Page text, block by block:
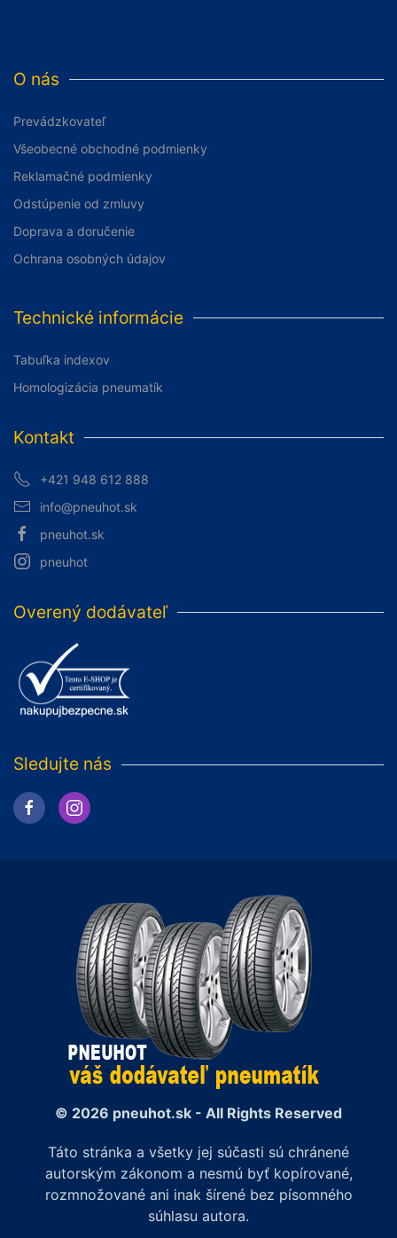
O nás
Prevádzkovateľ
Všeobecné obchodné podmienky
Reklamačné podmienky
Odstúpenie od zmluvy
Doprava a doručenie
Ochrana osobných údajov
Technické informácie
Tabuľka indexov
Homologizácia pneumatík
Kontakt
+421 948 612 888
info@pneuhot.sk
pneuhot.sk
pneuhot
Overený dodávateľ
Sledujte nás
© 2026 pneuhot.sk - All Rights Reserved
Táto stránka a všetky jej súčasti sú chránené
autorským zákonom a nesmú byť kopírované,
rozmnožované ani inak šírené bez písomného
súhlasu autora.